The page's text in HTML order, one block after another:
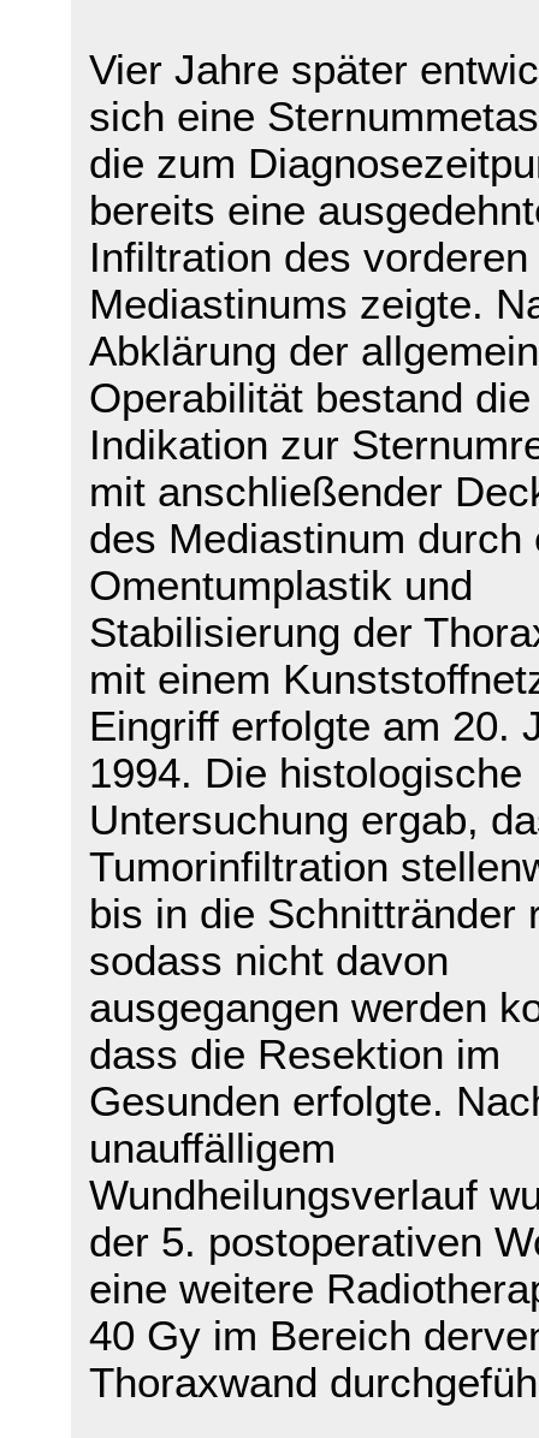
Vier Jahre später
sich eine
die zum
bereits eine
Infiltration des vorderen
Mediastinums zeigte.
Abklärung der
Operabilität bestand die
Indikation zur
mit anschließender
des Mediastinum durch
Omentumplastik und
Stabilisierung der
mit einem
Eingriff erfolgte am 20.
1994. Die histologische
Untersuchung ergab,
Tumorinfiltration
bis in die Schnittränder
sodass nicht davon
ausgegangen werden
dass die Resektion im
Gesunden erfolgte.
unauffälligem
Wundheilungsverlauf
der 5. postoperativen
eine weitere
40 Gy im Bereich
Thoraxwand